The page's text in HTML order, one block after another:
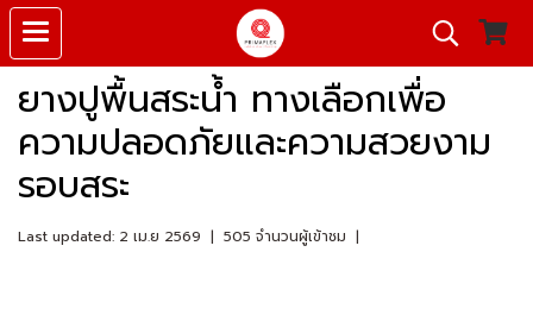
ยางปูพื้นสระน้ำ ทางเลือกเพื่อ
ความปลอดภัยและความสวยงาม
รอบสระ
Last updated: 2 เม.ย 2569 | 505 จำนวนผู้เข้าชม |